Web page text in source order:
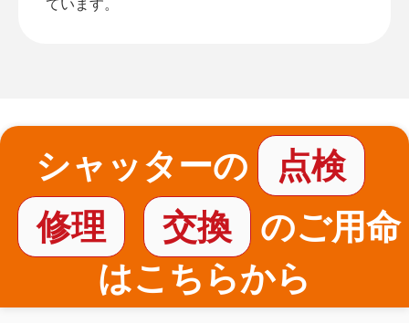
シャッターの
点検
修理
交換
のご用命
はこちらから